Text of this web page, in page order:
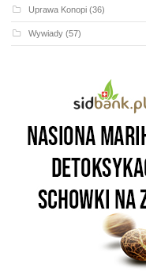
Uprawa Konopi (36)
Wywiady (57)